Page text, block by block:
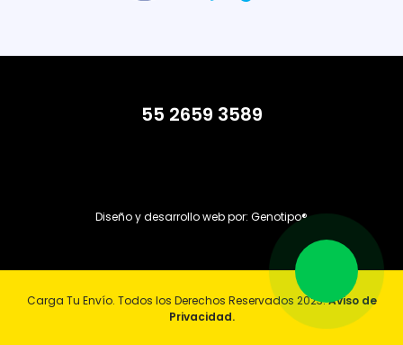
55 2659 3589
Diseño y desarrollo web por: Genotipo®
Carga Tu Envío. Todos los Derechos Reservados 2023.Aviso de
Privacidad.